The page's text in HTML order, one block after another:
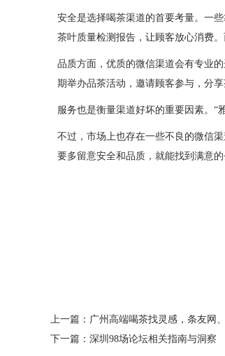
安全是选择喝茶渠道的首要考量。一
茶叶质量检测报告，让顾客放心消费
品质方面，优质的微信渠道会有专业
期举办品茶活动，邀请顾客参与，分享
服务也是衡量渠道好坏的重要因素。“
不过，市场上也存在一些不良的微信
要多留意安全和品质，就能找到满意的
上一篇： 广州高端喝茶找灵感，条友网
下一篇： 深圳98场论坛相关指南与洞察